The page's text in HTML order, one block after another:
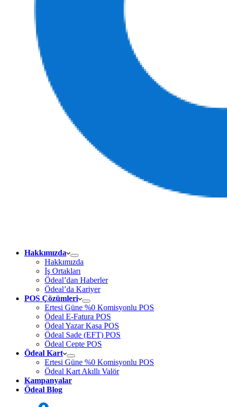
Hakkımızda
Hakkımızda
İş Ortakları
Ödeal’dan Haberler
Ödeal’da Kariyer
POS Çözümleri
Ertesi Güne %0 Komisyonlu POS
Ödeal E-Fatura POS
Ödeal Yazar Kasa POS
Ödeal Sade (EFT) POS
Ödeal Cepte POS
Ödeal Kart
Ertesi Güne %0 Komisyonlu POS
Ödeal Kart Akıllı Valör
Kampanyalar
Ödeal Blog